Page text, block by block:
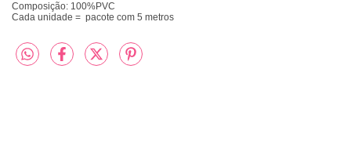
Composição: 100%PVC
Cada unidade = pacote com 5 metros